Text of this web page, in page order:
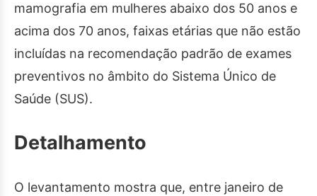
mamografia em mulheres abaixo dos 50 anos e
acima dos 70 anos, faixas etárias que não estão
incluídas na recomendação padrão de exames
preventivos no âmbito do Sistema Único de
Saúde (SUS).
Detalhamento
O levantamento mostra que, entre janeiro de